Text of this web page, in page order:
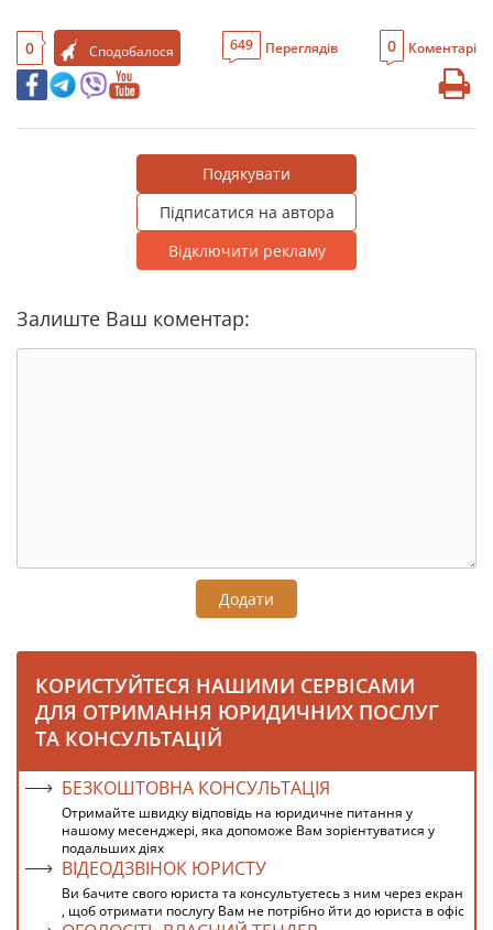
0 Сподобалося 649 Переглядів 0 Коментарі
Подякувати
Підписатися на автора
Відключити рекламу
Залиште Ваш коментар:
Додати
КОРИСТУЙТЕСЯ НАШИМИ СЕРВІСАМИ
ДЛЯ ОТРИМАННЯ ЮРИДИЧНИХ ПОСЛУГ
ТА КОНСУЛЬТАЦІЙ
БЕЗКОШТОВНА КОНСУЛЬТАЦІЯ
Отримайте швидку відповідь на юридичне питання у
нашому месенджері, яка допоможе Вам зорієнтуватися у
подальших діях
ВІДЕОДЗВІНОК ЮРИСТУ
Ви бачите свого юриста та консультуєтесь з ним через екран
, щоб отримати послугу Вам не потрібно йти до юриста в офіс